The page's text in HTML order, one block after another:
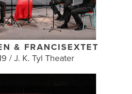
& FRANCISEXTET
/ J. K. Tyl Theater